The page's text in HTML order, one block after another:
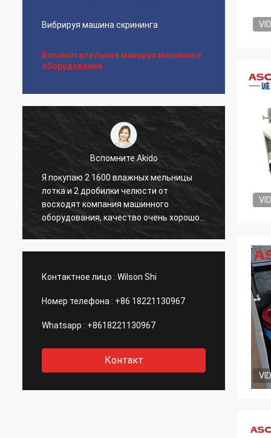
Вибрируя машина скрининга
Вспомогательное минируя машинное
оборудование
Вспомните Akido
Я покупаю 2 1600 влажных мельницы
лотка и 2 дробилки челюсти от
восходят компания машинного
оборудования, качество очень хорошо
и Уилсон очень полезен в помощи меня
вместе с этой компанией!
Контактное лицо : Wilson Shi
Номер телефона : +86 18221130967
Whatsapp : +8618221130967
Контакт